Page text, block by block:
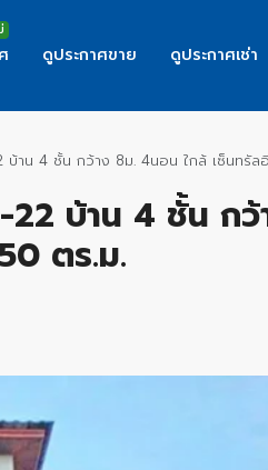
ดูประกาศขาย ดูประกาศเช่า
บ้าน 4 ชั้น กว้าง 8ม. 4นอน ใกล้ เซ็นท
22 บ้าน 4 ชั้น ก
ตร.ม.